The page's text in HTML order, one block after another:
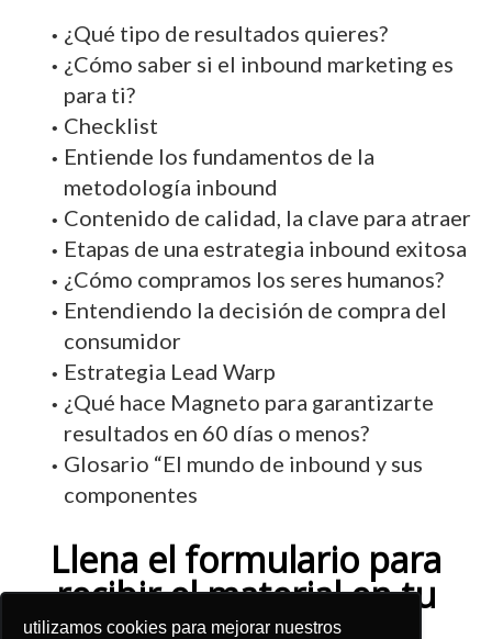
utilizamos cookies para mejorar nuestros
¿Qué tipo de resultados quieres?
¿Cómo saber si el inbound marketing es
para ti?
Checklist
Entiende los fundamentos de la
metodología inbound
Contenido de calidad, la clave para atraer
Etapas de una estrategia inbound exitosa
¿Cómo compramos los seres humanos?
Entendiendo la decisión de compra del
consumidor
Estrategia Lead Warp
¿Qué hace Magneto para garantizarte
resultados en 60 días o menos?
Glosario “El mundo de inbound y sus
componentes
Llena el formulario para
recibir el material en tu